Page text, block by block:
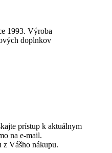
1993. Výroba
doplnkov
prístup k aktuálnym
na e-mail.
z Vášho nákupu.